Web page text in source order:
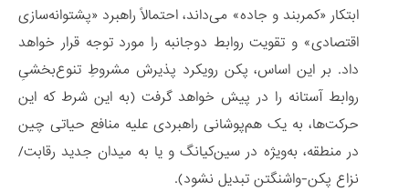
ابتکار «کمربند و جاده» می‌داند، احتمالاً راهبرد «پشتوانه‌سازی
اقتصادی» و تقویت روابط دوجانبه را مورد توجه قرار خواهد
داد. بر این اساس، پکن رویکرد پذیرش مشروطِ تنوع‌بخشیِ
روابط آستانه را در پیش خواهد گرفت (به این شرط که این
حرکت‌ها، به یک هم‌پوشانی راهبردی علیه منافع حیاتی چین
در منطقه، به‌ویژه در سین‌کیانگ و یا به میدان جدید رقابت/
نزاع پکن-واشنگتن تبدیل نشود).